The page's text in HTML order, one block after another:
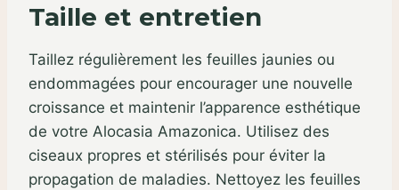
Taille et entretien
Taillez régulièrement les feuilles jaunies ou
endommagées pour encourager une nouvelle
croissance et maintenir l’apparence esthétique
de votre Alocasia Amazonica. Utilisez des
ciseaux propres et stérilisés pour éviter la
propagation de maladies. Nettoyez les feuilles